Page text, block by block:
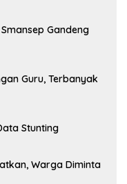
Gandeng
Guru, Terbanyak
Stunting
Warga Diminta